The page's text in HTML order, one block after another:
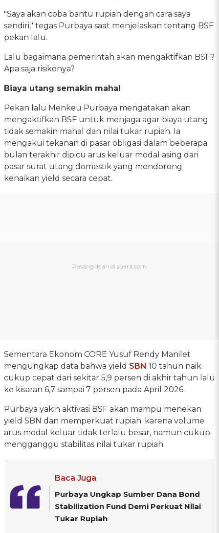
"Saya akan coba bantu rupiah dengan cara saya
sendiri," tegas Purbaya saat menjelaskan tentang BSF
pekan lalu.
Lalu bagaimana pemerintah akan mengaktifkan BSF?
Apa saja risikonya?
Biaya utang semakin mahal
Pekan lalu Menkeu Purbaya mengatakan akan
mengaktifkan BSF untuk menjaga agar biaya utang
tidak semakin mahal dan nilai tukar rupiah. Ia
mengakui tekanan di pasar obligasi dalam beberapa
bulan terakhir dipicu arus keluar modal asing dari
pasar surat utang domestik yang mendorong
kenaikan yield secara cepat.
Sementara Ekonom CORE Yusuf Rendy Manilet
mengungkap data bahwa yield SBN 10 tahun naik
cukup cepat dari sekitar 5,9 persen di akhir tahun lalu
ke kisaran 6,7 sampai 7 persen pada April 2026.
Purbaya yakin aktivasi BSF akan mampu menekan
yield SBN dan memperkuat rupiah. karena volume
arus modal keluar tidak terlalu besar, namun cukup
mengganggu stabilitas nilai tukar rupiah.
Baca Juga
Purbaya Ungkap Sumber Dana Bond
Stabilization Fund Demi Perkuat Nilai
Tukar Rupiah